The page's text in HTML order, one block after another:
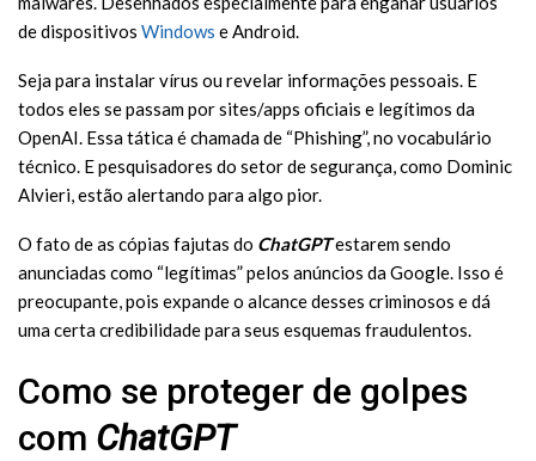
de dispositivos Windows e Android.
Seja para instalar vírus ou revelar informações pessoais. E
todos eles se passam por sites/apps oficiais e legítimos da
OpenAI. Essa tática é chamada de “Phishing”, no vocabulário
técnico. E pesquisadores do setor de segurança, como Dominic
Alvieri, estão alertando para algo pior.
O fato de as cópias fajutas do ChatGPTestarem sendo
anunciadas como “legítimas” pelos anúncios da Google. Isso é
preocupante, pois expande o alcance desses criminosos e dá
uma certa credibilidade para seus esquemas fraudulentos.
Como se proteger de golpes
com ChatGPT